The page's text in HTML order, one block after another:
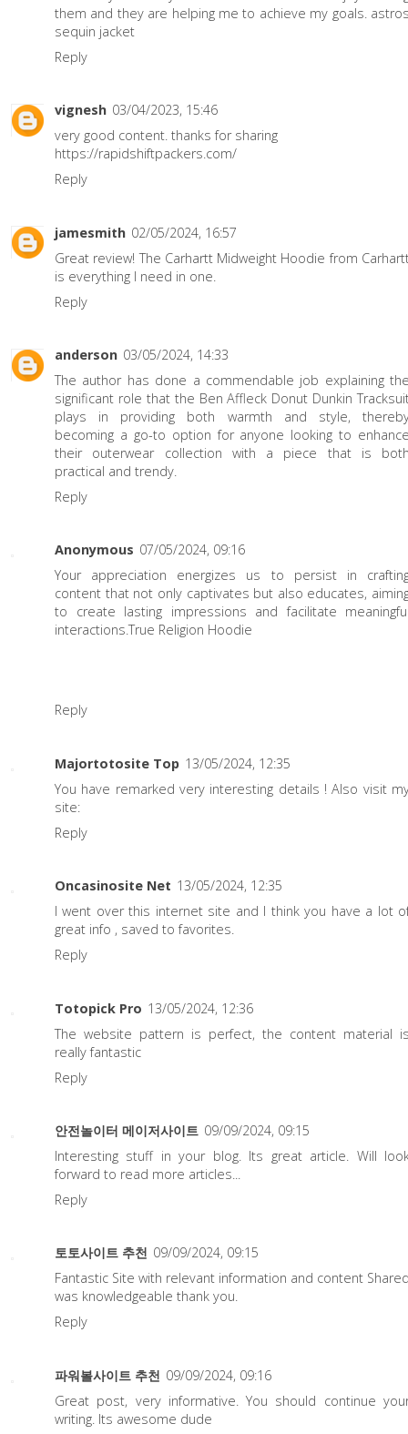
them and they are helping me to achieve my goals.
sequin jacket
Reply
vignesh 03/04/2023, 15:46
very good content. thanks for sharing
https://rapidshiftpackers.com/
Reply
jamesmith 02/05/2024, 16:57
Great review! The Carhartt Midweight Hoodie from
is everything I need in one.
Reply
anderson 03/05/2024, 14:33
The author has done a commendable job explaining
significant role that the Ben Affleck Donut Dunkin
plays in providing both warmth and style,
becoming a go-to option for anyone looking to
their outerwear collection with a piece that is
practical and trendy.
Reply
Anonymous 07/05/2024, 09:16
Your appreciation energizes us to persist in
content that not only captivates but also educates,
to create lasting impressions and facilitate
interactions.True Religion Hoodie
Reply
Majortotosite Top 13/05/2024, 12:35
You have remarked very interesting details ! Also visit
site:
Reply
Oncasinosite Net 13/05/2024, 12:35
I went over this internet site and I think you have a lot
great info , saved to favorites.
Reply
Totopick Pro 13/05/2024, 12:36
The website pattern is perfect, the content material
really fantastic
Reply
안전놀이터 메이저사이트 09/09/2024, 09:15
Interesting stuff in your blog. Its great article. Will
forward to read more articles...
Reply
토토사이트 추천 09/09/2024, 09:15
Fantastic Site with relevant information and content
was knowledgeable thank you.
Reply
파워볼사이트 추천 09/09/2024, 09:16
Great post, very informative. You should continue
writing. Its awesome dude